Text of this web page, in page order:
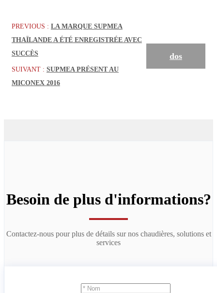
PREVIOUS : LA MARQUE SUPMEA
THAÏLANDE A ÉTÉ ENREGISTRÉE AVEC
SUCCÈS
SUIVANT : SUPMEA PRÉSENT AU
MICONEX 2016
dos
Besoin de plus d'informations?
Contactez-nous pour plus de détails sur nos chaudières, solutions et
services